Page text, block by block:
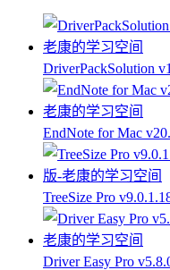
DriverPackSolution
EndNote for Mac
TreeSize Pro
Driver Easy Pro